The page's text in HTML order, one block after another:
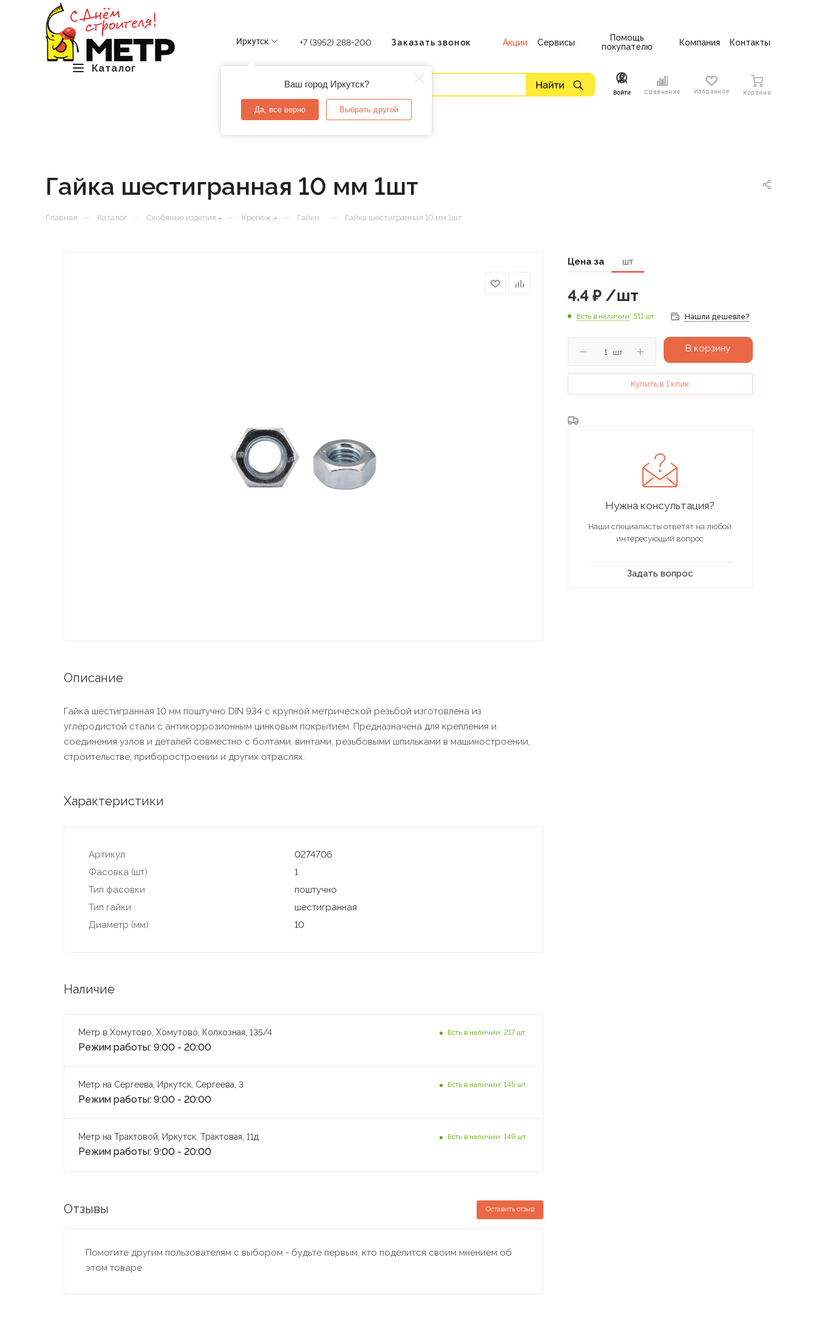
Каталог
Иркутск
Ваш город Иркутск?
Да, все верно Выбрать другой
+7 (3952) 288-200 Заказать звонок Акции Сервисы
Помощь
покупателю
Компания Контакты
Войти Сравнение Избранное Корзина
Гайка шестигранная 10 мм 1шт
Главная — Каталог — Скобяные изделия — Крепеж — Гайки — Гайка шестигранная 10 мм 1шт
Описание
Гайка шестигранная 10 мм поштучно DIN 934 с крупной метрической резьбой изготовлена из
углеродистой стали с антикоррозионным цинковым покрытием. Предназначена для крепления и
соединения узлов и деталей совместно с болтами, винтами, резьбовыми шпильками в машиностроении,
строительстве, приборостроении и других отраслях.
Характеристики
Артикул
0274706
Фасовка (шт)
1
Тип фасовки
поштучно
Тип гайки
шестигранная
Диаметр (мм)
10
Наличие
Метр в Хомутово, Хомутово, Колхозная, 135/4
Режим работы: 9:00 - 20:00
Есть в наличии: 217 шт
Метр на Сергеева, Иркутск, Сергеева, 3
Режим работы: 9:00 - 20:00
Есть в наличии: 145 шт
Метр на Трактовой, Иркутск, Трактовая, 11д
Режим работы: 9:00 - 20:00
Есть в наличии: 149 шт
Отзывы Оставить отзыв
Помогите другим пользователям с выбором - будьте первым, кто поделится своим мнением об
этом товаре
Цена за шт
4.4₽/шт
Есть в наличии: 511 шт Нашли дешевле?
шт В корзину
Купить в 1 клик
Нужна консультация?
Наши специалисты ответят на любой
интересующий вопрос
Задать вопрос